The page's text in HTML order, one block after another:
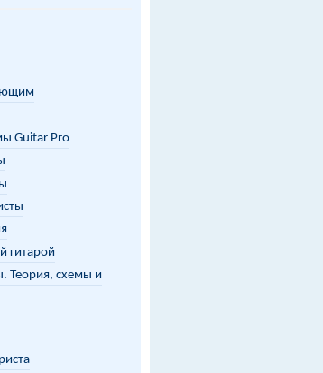
Guitar Pro
гитарой
Теория, схемы и